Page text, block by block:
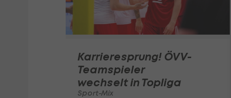
Karrieresprung! ÖVV-
Teamspieler
wechselt in Topliga
Sport-Mix